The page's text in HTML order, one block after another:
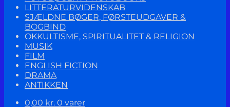
LITTERATURVIDENSKAB
SJÆLDNE BØGER, FØRSTEUDGAVER &
BOGBIND
OKKULTISME, SPIRITUALITET & RELIGION
MUSIK
FILM
ENGLISH FICTION
DRAMA
ANTIKKEN
0,00 kr. 0 varer